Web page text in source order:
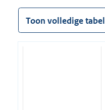
Toon volledige tabel